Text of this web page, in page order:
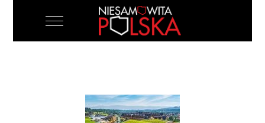
Mobile Menu Toggle